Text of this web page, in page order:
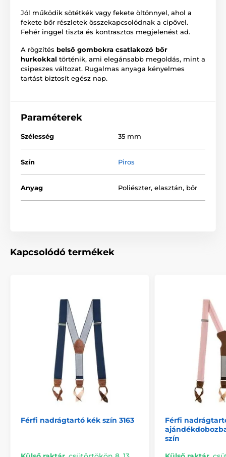
Jól működik sötétkék vagy fekete öltönnyel, ahol a
fekete bőr részletek összekapcsolódnak a cipővel.
Fehér inggel tiszta és kontrasztos megjelenést ad.
A rögzítés belső gombokra csatlakozó bőr
hurkokkal történik, ami elegánsabb megoldás, mint a
csipeszes változat. Rugalmas anyaga kényelmes
tartást biztosít egész nap.
Paraméterek
Szélesség 35 mm
Szín Piros
Anyag Poliészter, elasztán, bőr
Kapcsolódó termékek
Férfi nadrágtartó kék szín 3163
Férfi
szín